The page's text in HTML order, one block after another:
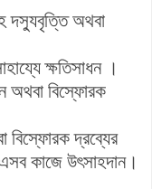
দস্যুবৃত্তি অথবা
ক্ষতিসাধন ।
অথবা বিস্ফোরক
দ্রব্যের
কাজে উৎসাহদান।